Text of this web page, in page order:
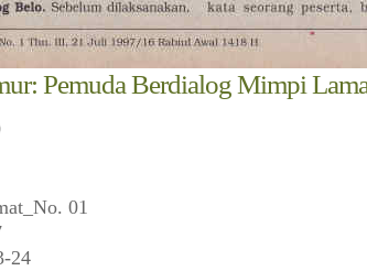
Pemuda Berdialog Mimpi
01
24